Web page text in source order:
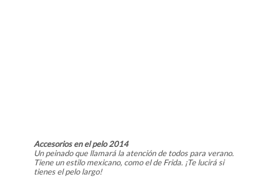
Accesorios en el pelo 2014
Un peinado que llamará la atención de todos para verano.
Tiene un estilo mexicano, como el de Frida. ¡Te lucirá si
tienes el pelo largo!